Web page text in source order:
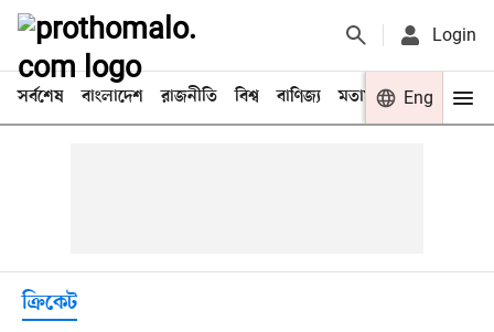
Login
সর্বশেষ বাংলাদেশ রাজনীতি বিশ্ব বাণিজ্য মতামত খেলা
Eng
ক্রিকেট